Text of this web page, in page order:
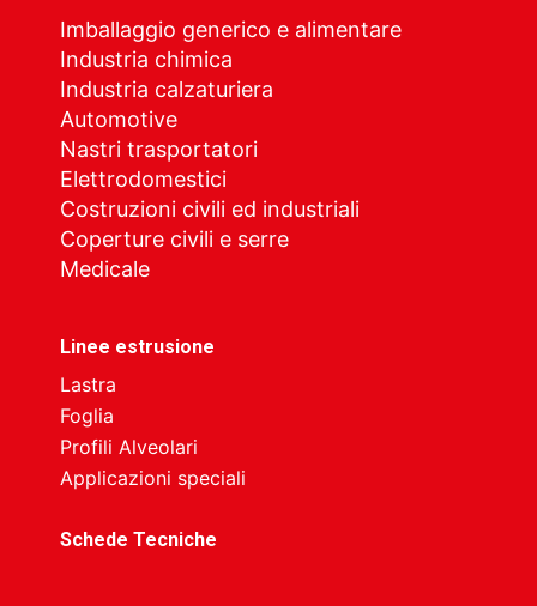
Imballaggio generico e alimentare
Industria chimica
Industria calzaturiera
Automotive
Nastri trasportatori
Elettrodomestici
Costruzioni civili ed industriali
Coperture civili e serre
Medicale
Linee estrusione
Lastra
Foglia
Profili Alveolari
Applicazioni speciali
Schede Tecniche